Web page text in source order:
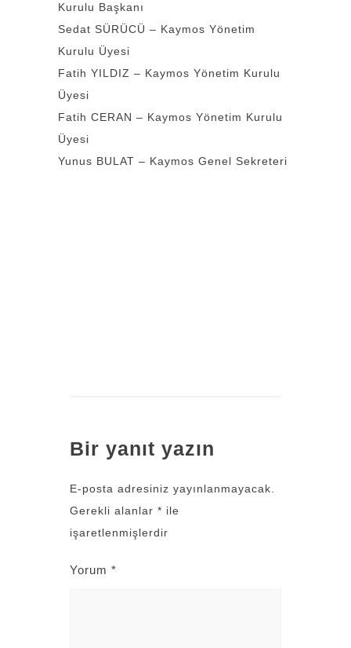
Kurulu Başkanı
Sedat SÜRÜCÜ – Kaymos Yönetim
Kurulu Üyesi
Fatih YILDIZ – Kaymos Yönetim Kurulu
Üyesi
Fatih CERAN – Kaymos Yönetim Kurulu
Üyesi
Yunus BULAT – Kaymos Genel Sekreteri
Bir yanıt yazın
E-posta adresiniz yayınlanmayacak.
Gerekli alanlar * ile
işaretlenmişlerdir
Yorum *